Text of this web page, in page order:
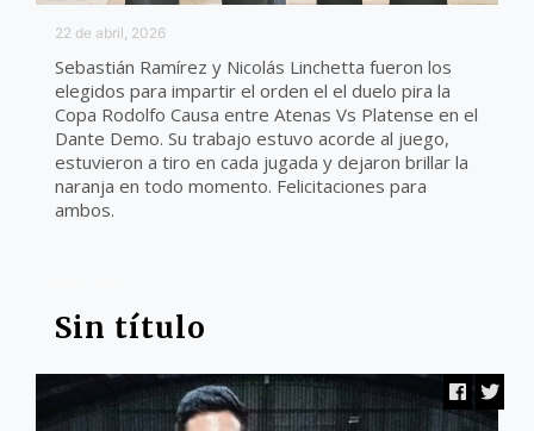
22 de abril, 2026
Sebastián Ramírez y Nicolás Linchetta fueron los
elegidos para impartir el orden el el duelo pira la
Copa Rodolfo Causa entre Atenas Vs Platense en el
Dante Demo. Su trabajo estuvo acorde al juego,
estuvieron a tiro en cada jugada y dejaron brillar la
naranja en todo momento. Felicitaciones para
ambos.
Sin título